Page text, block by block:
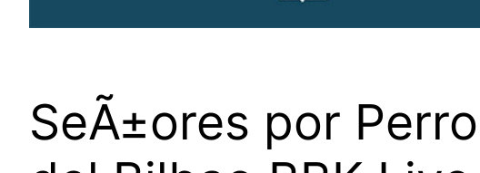
SeÃ±ores por